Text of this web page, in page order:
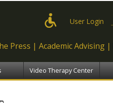
User Login
Press Academic Advising
Video Therapy Center